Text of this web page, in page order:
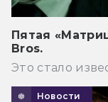
Пятая
Bros.
Это стало
Новости